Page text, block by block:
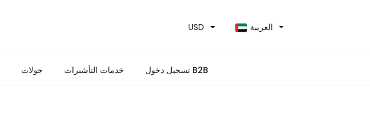
USD العربية
جولات خدمات التأشيرات تسجيل دخول B2B